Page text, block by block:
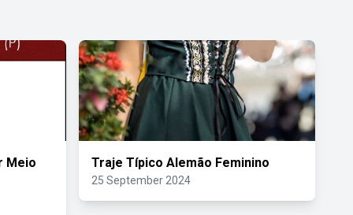
Meio
Traje Típico Alemão Feminino
25 September 2024